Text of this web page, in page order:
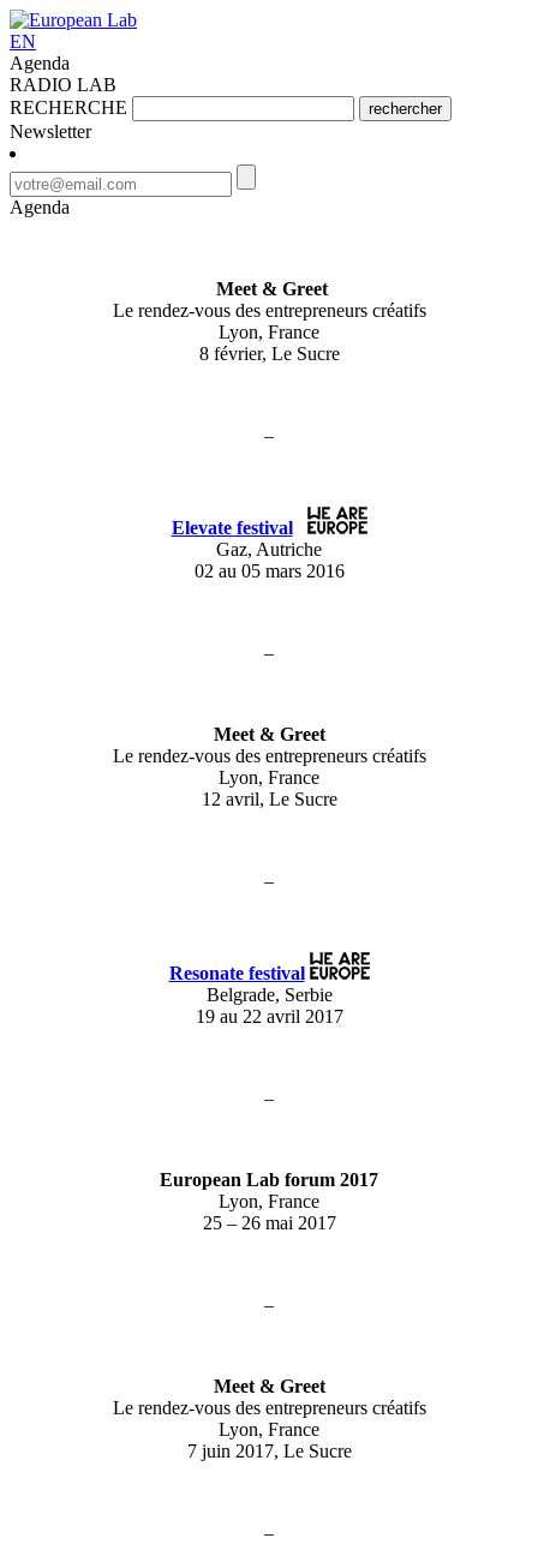
EN
Agenda
RADIO LAB
RECHERCHE
rechercher
Newsletter
Agenda
Meet & Greet
Le rendez-vous des entrepreneurs créatifs
Lyon, France
8 février, Le Sucre
–
Elevate festival
Gaz, Autriche
02 au 05 mars 2016
–
Meet & Greet
Le rendez-vous des entrepreneurs créatifs
Lyon, France
12 avril, Le Sucre
–
Resonate festival
Belgrade, Serbie
19 au 22 avril 2017
–
European Lab forum 2017
Lyon, France
25 – 26 mai 2017
–
Meet & Greet
Le rendez-vous des entrepreneurs créatifs
Lyon, France
7 juin 2017, Le Sucre
–